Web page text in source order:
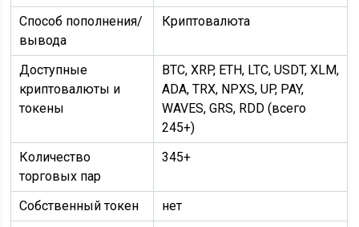
Способ пополнения/
вывода
Криптовалюта
Доступные
криптовалюты и
токены
BTC, XRP, ETH, LTC, USDT, XLM,
ADA, TRX, NPXS, UP, PAY,
WAVES, GRS, RDD (всего
245+)
Количество
торговых пар
345+
Собственный токен
нет